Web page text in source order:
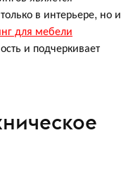
в интерьере, но и
для мебели
и подчеркивает